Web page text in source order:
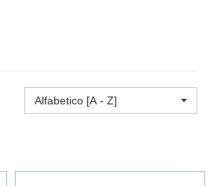
Alfabetico [A - Z]